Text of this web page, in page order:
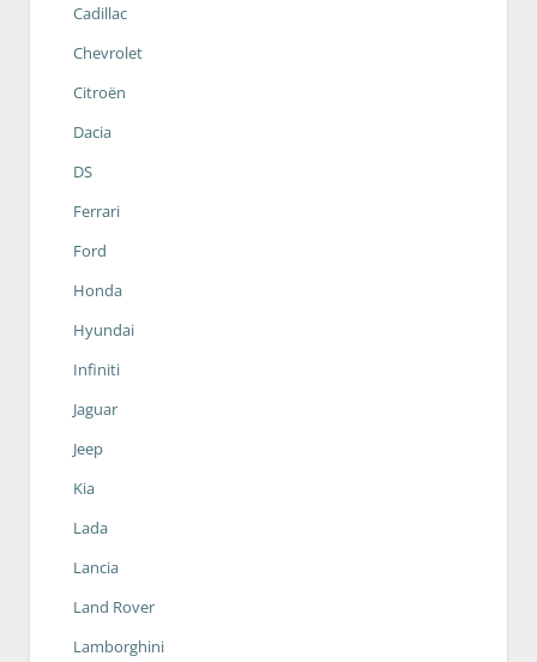
Cadillac
Chevrolet
Citroën
Dacia
DS
Ferrari
Ford
Honda
Hyundai
Infiniti
Jaguar
Jeep
Kia
Lada
Lancia
Land Rover
Lamborghini